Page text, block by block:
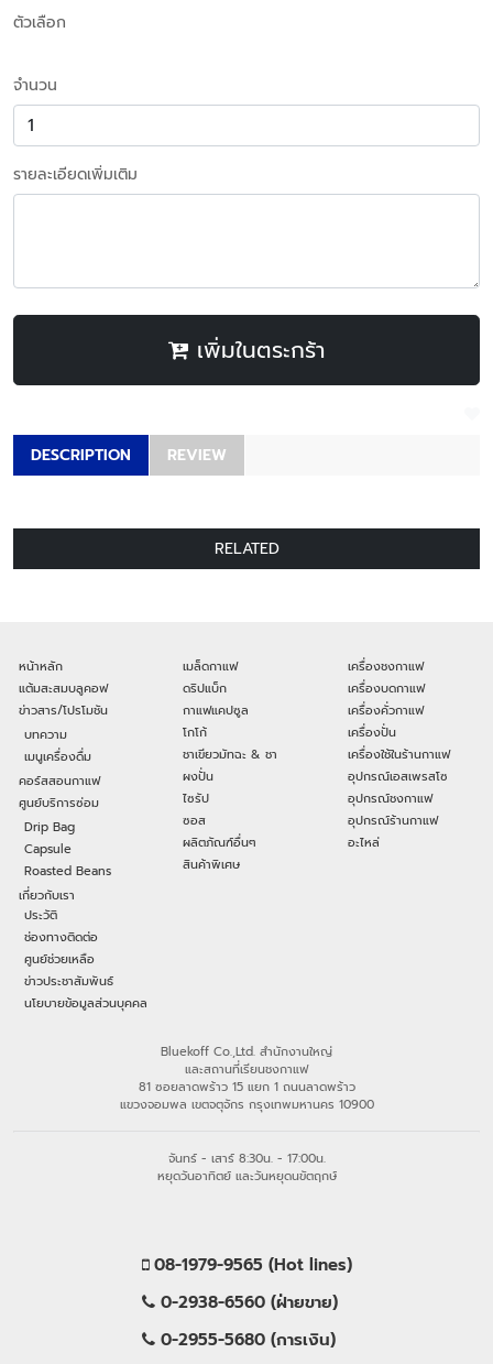
ตัวเลือก
จำนวน
รายละเอียดเพิ่มเติม
เพิ่มในตระกร้า
DESCRIPTION REVIEW
RELATED
หน้าหลัก
แต้มสะสมบลูคอฟ
ข่าวสาร/โปรโมชัน
บทความ
เมนูเครื่องดื่ม
คอร์สสอนกาแฟ
ศูนย์บริการซ่อม
Drip Bag
Capsule
Roasted Beans
เกี่ยวกับเรา
ประวัติ
ช่องทางติดต่อ
ศูนย์ช่วยเหลือ
ข่าวประชาสัมพันธ์
นโยบายข้อมูลส่วนบุคคล
เมล็ดกาแฟ
ดริปแบ็ก
กาแฟแคปซูล
โกโก้
ชาเขียวมัทฉะ & ชา
ผงปั่น
ไซรัป
ซอส
ผลิตภัณฑ์อื่นๆ
สินค้าพิเศษ
เครื่องชงกาแฟ
เครื่องบดกาแฟ
เครื่องคั่วกาแฟ
เครื่องปั่น
เครื่องใช้ในร้านกาแฟ
อุปกรณ์เอสเพรสโซ
อุปกรณ์ชงกาแฟ
อุปกรณ์ร้านกาแฟ
อะไหล่
Bluekoff Co.,Ltd. สำนักงานใหญ่
และสถานที่เรียนชงกาแฟ
81 ซอยลาดพร้าว 15 แยก 1 ถนนลาดพร้าว
แขวงจอมพล เขตจตุจักร กรุงเทพมหานคร 10900
จันทร์ - เสาร์ 8:30น. - 17:00น.
หยุดวันอาทิตย์ และวันหยุดนขัตฤกษ์
08-1979-9565 (Hot lines)
0-2938-6560 (ฝ่ายขาย)
0-2955-5680 (การเงิน)